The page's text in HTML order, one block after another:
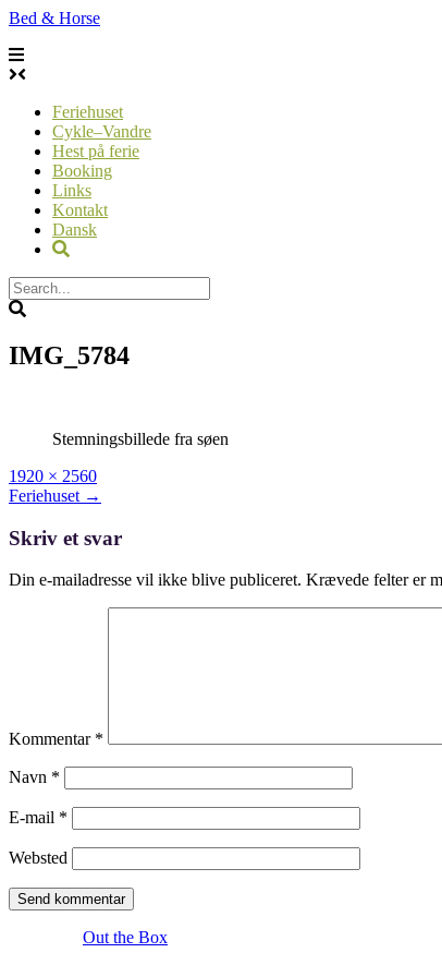
Skip
content
Bed & Horse
Feriehuset
Cykle–Vandre
Hest på ferie
Booking
Links
Kontakt
Dansk
IMG_5784
Stemningsbillede fra søen
Full
size
1920 × 2560
Post
Feriehuset →
Skriv et svar
Din e-mailadresse vil ikke blive publiceret. Krævede felter er
Kommentar *
Navn *
E-mail *
Websted
Out the Box